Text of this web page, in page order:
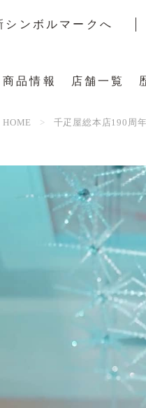
シンボルマークへ
商品情報
商品情報
ギフトカタログ
ワインリスト
果物辞典
お電話でのご相談
FAXでのご注文につい
ソーシャルギフト
店舗一覧
ンストア
フェディフェスタ
ルーツパーラー
ーメテール
す
商
HOME 千疋屋総本店190周